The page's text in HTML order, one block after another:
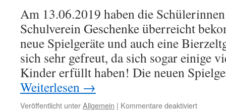
Am 13.06.2019 haben die
Schulverein Geschenke überreicht
neue Spielgeräte und auch eine
sich sehr gefreut, da sich sogar einige
Kinder erfüllt haben! Die neuen
Weiterlesen →
Veröffentlicht unterAllgemein | Kommentare deaktiviertfür